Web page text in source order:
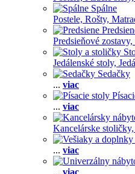
Spálne
Postele, Rošty,
Predsieňové zostavy,
Jedálenské stoly,
Sedačky
... viac
... viac
Kancelárske stoličky,
... viac
... viac